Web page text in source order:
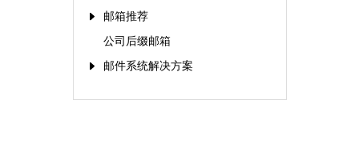
邮箱推荐
公司后缀邮箱
邮件系统解决方案